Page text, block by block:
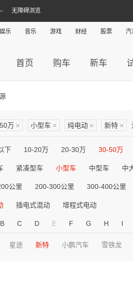
无障碍浏览
娱乐 音乐 游戏 财经 股票 汽
首页 购车 新车
万 × 小型车 × 纯电动 × 新特 ×
下 10-20万 20-30万 30-50万
紧凑型车 小型车 中型车 中
公里 200-300公里 300-400公里
插电式混动 增程式电动
B C D E F G H I
星途 新特 小鹏汽车 雪铁龙